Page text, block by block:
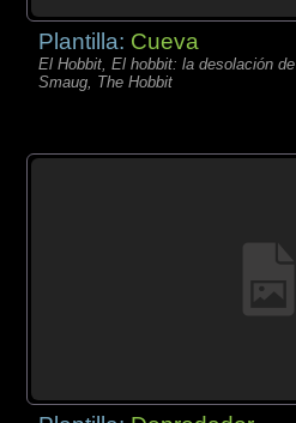
Plantilla: Cueva
El Hobbit, El hobbit: la desolación de
Smaug, The Hobbit